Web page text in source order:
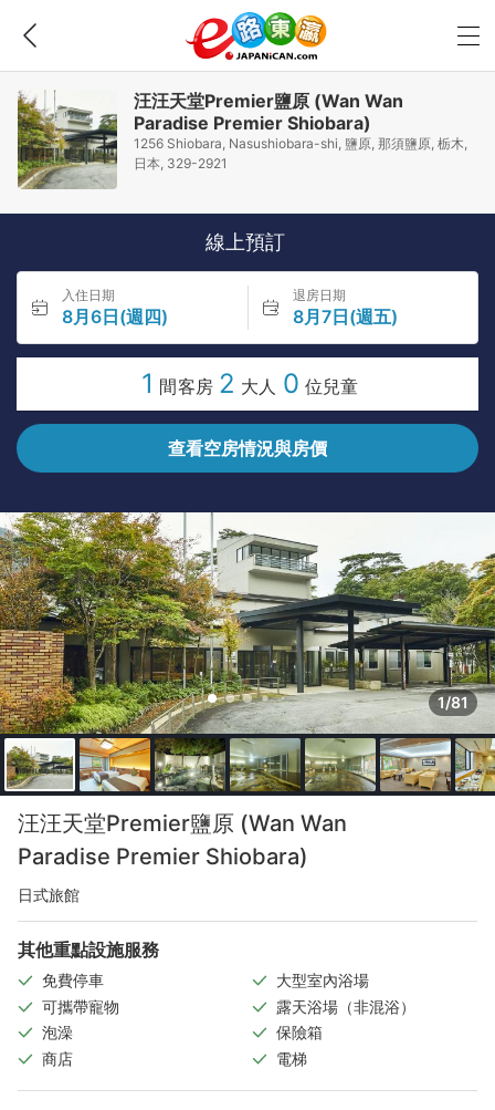
汪汪天堂Premier鹽原 (Wan Wan
Paradise Premier Shiobara)
1256 Shiobara, Nasushiobara-shi, 鹽原, 那須鹽原, 栃木,
日本, 329-2921
線上預訂
入住日期
8月6日(週四)
退房日期
8月7日(週五)
1 間客房 2 大人 0 位兒童
查看空房情況與房價
1/81
汪汪天堂Premier鹽原 (Wan Wan
Paradise Premier Shiobara)
日式旅館
其他重點設施服務
免費停車
大型室內浴場
可攜帶寵物
露天浴場（非混浴）
泡澡
保險箱
商店
電梯